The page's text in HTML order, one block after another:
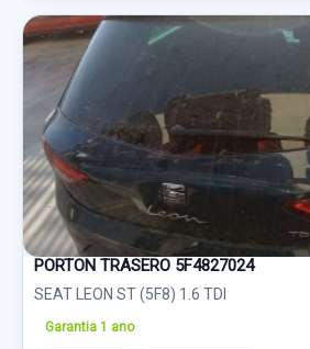
PORTON TRASERO 5F4827024
SEAT LEON ST (5F8) 1.6 TDI
Garantia 1 ano